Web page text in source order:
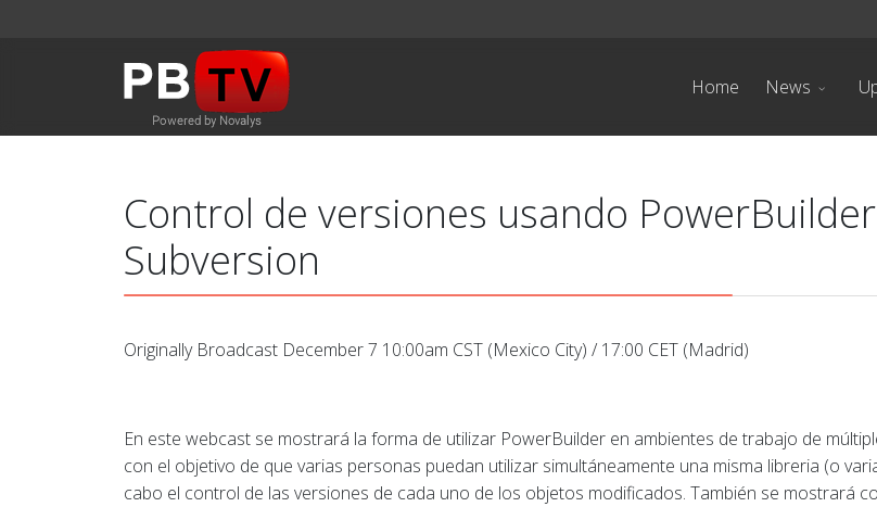
Home News
Control de versiones usando
Subversion
Originally Broadcast December 7 10:00am CST (Mexico City) / 17:00 CET (Madrid)
En este webcast se mostrará la forma de utilizar PowerBuilder en ambientes de trabajo de
con el objetivo de que varias personas puedan utilizar simultáneamente una misma libreria (o
cabo el control de las versiones de cada uno de los objetos modificados. También se mostrará